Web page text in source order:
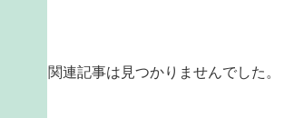
関連記事は見つかりませんでした。